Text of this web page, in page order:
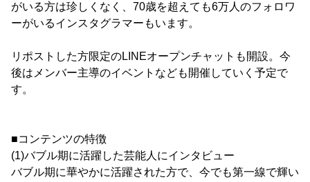
がいる方は珍しくなく、70歳を超えても6万人のフォロワ
ーがいるインスタグラマーもいます。
リポストした方限定のLINEオープンチャットも開設。今
後はメンバー主導のイベントなども開催していく予定で
す。
■コンテンツの特徴
(1)バブル期に活躍した芸能人にインタビュー
バブル期に華やかに活躍された方で、今でも第一線で輝い